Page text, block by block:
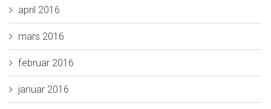
april 2016
mars 2016
februar 2016
januar 2016